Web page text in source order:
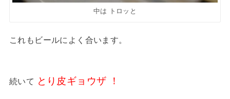
中は トロッと
これもビールによく合います。
続いて とり皮ギョウザ ！